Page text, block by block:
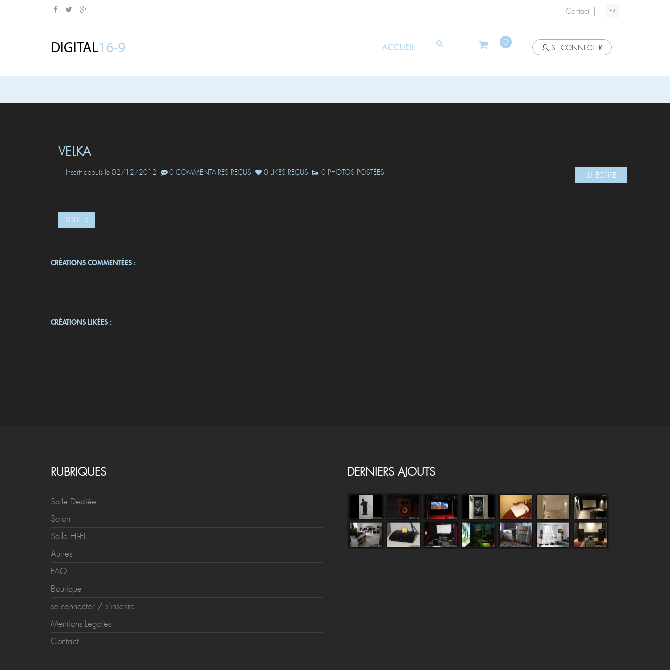
Contact | FR
ACCUEIL
0
SE CONNECTER
VELKA
Inscrit depuis le 02/12/2012 0 COMMENTAIRES REÇUS 0 LIKES REÇUS 0 PHOTOS POSTÉES LUI ÉCRIRE
TOUTES
CRÉATIONS COMMENTÉES :
CRÉATIONS LIKÉES :
RUBRIQUES
Salle Dédiée
Salon
Salle HI-FI
Autres
FAQ
Boutique
se connecter / s'inscrire
Mentions Légales
Contact
DERNIERS AJOUTS